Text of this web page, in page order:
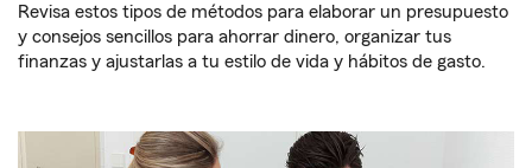
Revisa estos tipos de métodos para elaborar un presupuesto
y consejos sencillos para ahorrar dinero, organizar tus
finanzas y ajustarlas a tu estilo de vida y hábitos de gasto.